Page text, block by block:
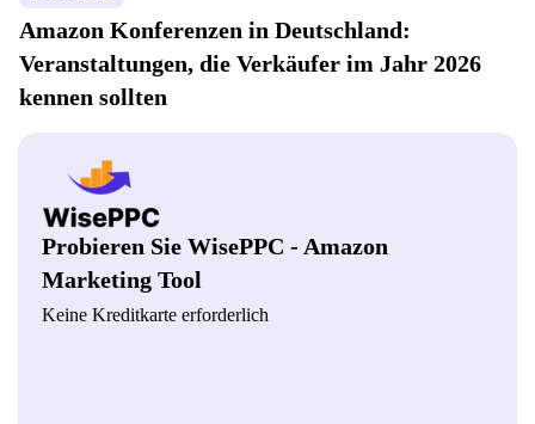
Amazon Konferenzen in Deutschland:
Veranstaltungen, die Verkäufer im Jahr 2026
kennen sollten
Probieren Sie WisePPC - Amazon
Marketing Tool
Keine Kreditkarte erforderlich